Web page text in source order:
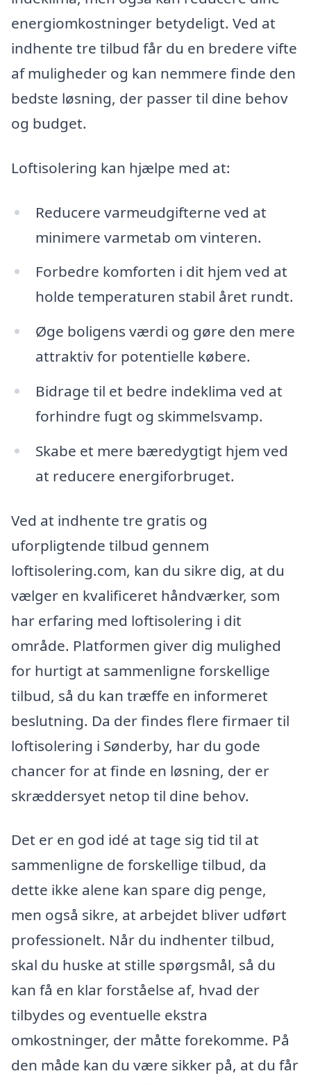
energiomkostninger betydeligt. Ved at
indhente tre tilbud får du en bredere vifte
af muligheder og kan nemmere finde den
bedste løsning, der passer til dine behov
og budget.
Loftisolering kan hjælpe med at:
Reducere varmeudgifterne ved at
minimere varmetab om vinteren.
Forbedre komforten i dit hjem ved at
holde temperaturen stabil året rundt.
Øge boligens værdi og gøre den mere
attraktiv for potentielle købere.
Bidrage til et bedre indeklima ved at
forhindre fugt og skimmelsvamp.
Skabe et mere bæredygtigt hjem ved
at reducere energiforbruget.
Ved at indhente tre gratis og
uforpligtende tilbud gennem
loftisolering.com, kan du sikre dig, at du
vælger en kvalificeret håndværker, som
har erfaring med loftisolering i dit
område. Platformen giver dig mulighed
for hurtigt at sammenligne forskellige
tilbud, så du kan træffe en informeret
beslutning. Da der findes flere firmaer til
loftisolering i Sønderby, har du gode
chancer for at finde en løsning, der er
skræddersyet netop til dine behov.
Det er en god idé at tage sig tid til at
sammenligne de forskellige tilbud, da
dette ikke alene kan spare dig penge,
men også sikre, at arbejdet bliver udført
professionelt. Når du indhenter tilbud,
skal du huske at stille spørgsmål, så du
kan få en klar forståelse af, hvad der
tilbydes og eventuelle ekstra
omkostninger, der måtte forekomme. På
den måde kan du være sikker på, at du får